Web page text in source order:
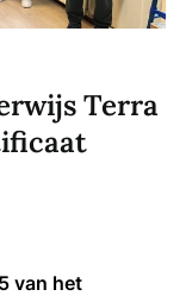
Terra
van het